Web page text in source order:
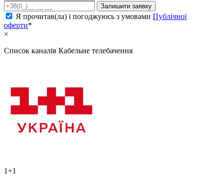
Залишити заявку
Я прочитав(ла) і погоджуюсь з умовами Публічної
оферти*
×
Список каналів Кабельне телебачення
1+1